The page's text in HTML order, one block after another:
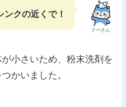
クーさん
ンクの近くで！
小さいため、粉末洗剤を
かいました。